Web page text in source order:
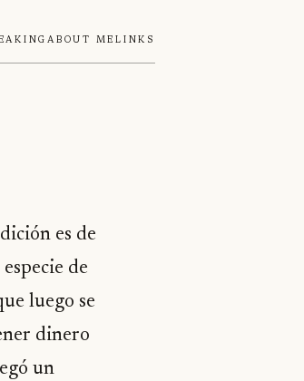
About MeLinks
es de
de
luego se
dinero
un